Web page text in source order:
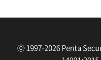
ⓒ 1997-2026 Penta